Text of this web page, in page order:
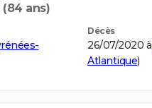
(84 ans)
Décès
26/07/2020 à
Atlantique)